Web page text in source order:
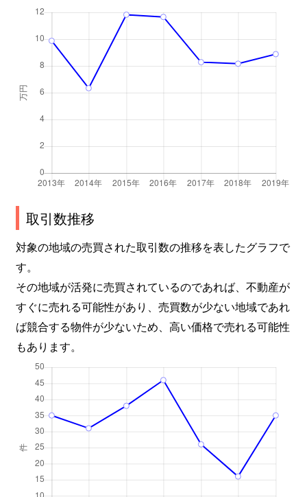
取引数推移
対象の地域の売買された取引数の推移を表したグラフで
す。
その地域が活発に売買されているのであれば、不動産が
すぐに売れる可能性があり、売買数が少ない地域であれ
ば競合する物件が少ないため、高い価格で売れる可能性
もあります。